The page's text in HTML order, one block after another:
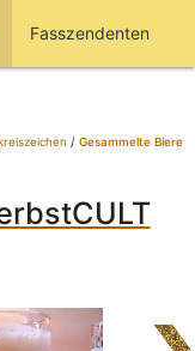
Fasszendenten
/ Gesammelte Biere